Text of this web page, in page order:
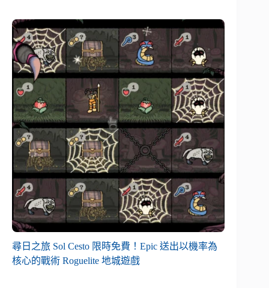
尋日之旅 Sol Cesto 限時免費！Epic 送出以機率為
核心的戰術 Roguelite 地城遊戲